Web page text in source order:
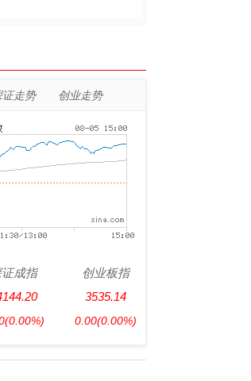
证走势 创业走势
证成指
(0.00%)
创业板指
3535.14
0.00(0.00%)